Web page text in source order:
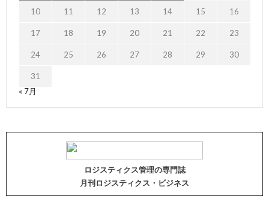
10 11 12 13 14 15 16
17 18 19 20 21 22 23
24 25 26 27 28 29 30
31
« 7月
ロジスティクス管理の専門誌
月刊ロジスティクス・ビジネス